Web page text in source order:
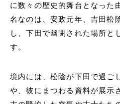
に数々の歴史的舞台となった
名なのは、安政元年、吉田松
し、下田で幽閉された場所と
す。
境内には、松陰が下田で過ご
や、彼にまつわる資料が展示